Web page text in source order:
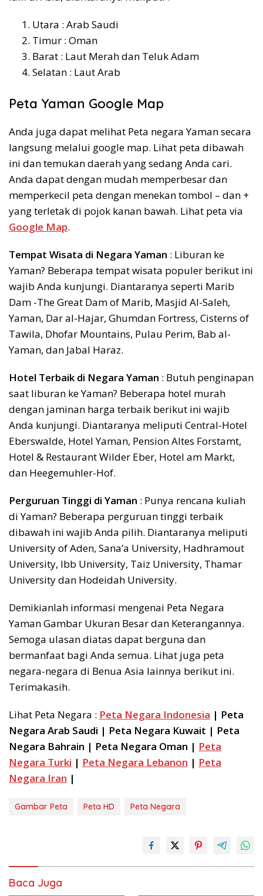
Utara : Arab Saudi
Timur : Oman
Barat : Laut Merah dan Teluk Adam
Selatan : Laut Arab
Peta Yaman Google Map
Anda juga dapat melihat Peta negara Yaman secara
langsung melalui google map. Lihat peta dibawah
ini dan temukan daerah yang sedang Anda cari.
Anda dapat dengan mudah memperbesar dan
memperkecil peta dengan menekan tombol – dan +
yang terletak di pojok kanan bawah. Lihat peta via
Google Map.
Tempat Wisata di Negara Yaman : Liburan ke
Yaman? Beberapa tempat wisata populer berikut ini
wajib Anda kunjungi. Diantaranya seperti Marib
Dam -The Great Dam of Marib, Masjid Al-Saleh,
Yaman, Dar al-Hajar, Ghumdan Fortress, Cisterns of
Tawila, Dhofar Mountains, Pulau Perim, Bab al-
Yaman, dan Jabal Haraz.
Hotel Terbaik di Negara Yaman : Butuh penginapan
saat liburan ke Yaman? Beberapa hotel murah
dengan jaminan harga terbaik berikut ini wajib
Anda kunjungi. Diantaranya meliputi Central-Hotel
Eberswalde, Hotel Yaman, Pension Altes Forstamt,
Hotel & Restaurant Wilder Eber, Hotel am Markt,
dan Heegemuhler-Hof.
Perguruan Tinggi di Yaman : Punya rencana kuliah
di Yaman? Beberapa perguruan tinggi terbaik
dibawah ini wajib Anda pilih. Diantaranya meliputi
University of Aden, Sana’a University, Hadhramout
University, Ibb University, Taiz University, Thamar
University dan Hodeidah University.
Demikianlah informasi mengenai Peta Negara
Yaman Gambar Ukuran Besar dan Keterangannya.
Semoga ulasan diatas dapat berguna dan
bermanfaat bagi Anda semua. Lihat juga peta
negara-negara di Benua Asia lainnya berikut ini.
Terimakasih.
Lihat Peta Negara : Peta Negara Indonesia | Peta
Negara Arab Saudi | Peta Negara Kuwait | Peta
Negara Bahrain | Peta Negara Oman | Peta
Negara Turki | Peta Negara Lebanon | Peta
Negara Iran |
Gambar Peta Peta HD Peta Negara
Baca Juga